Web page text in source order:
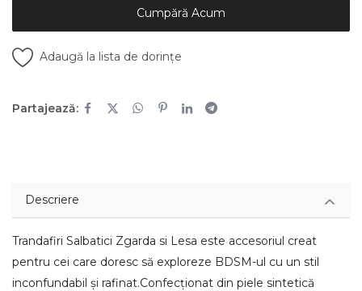
Cumpără Acum
Adaugă la lista de dorințe
Partajează:
Descriere
Trandafiri Salbatici Zgarda si Lesa este accesoriul creat
pentru cei care doresc să exploreze BDSM-ul cu un stil
inconfundabil și rafinat.Confecționat din piele sintetică